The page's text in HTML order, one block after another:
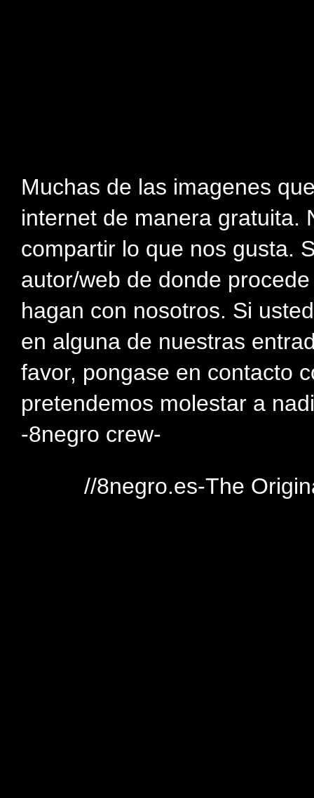
Muchas de las imagenes
internet de manera gratuita.
compartir lo que nos gusta.
autor/web de donde
hagan con nosotros. Si
en alguna de nuestras
favor, pongase en contacto
pretendemos molestar a
-8negro crew-
//8negro.es-The